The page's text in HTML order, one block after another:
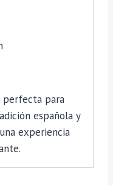
perfecta para
española y
experiencia